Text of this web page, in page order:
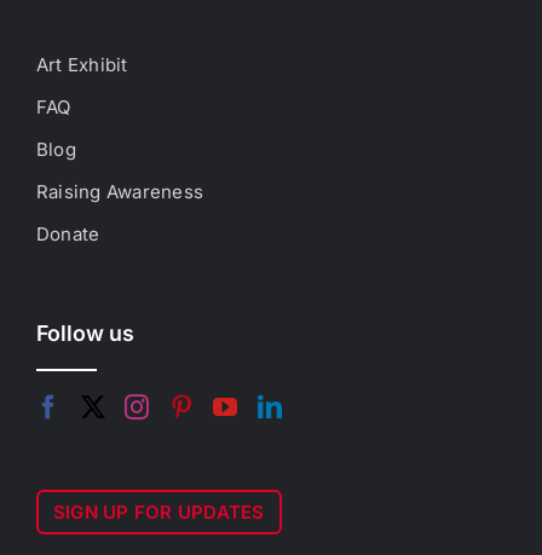
Art Exhibit
FAQ
Blog
Raising Awareness
Donate
Follow us
SIGN UP FOR UPDATES